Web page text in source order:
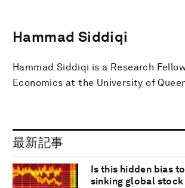
Hammad Siddiqi
Hammad Siddiqi is a Research
Economics at the University of
最新記事
Is this hidden bias
sinking global